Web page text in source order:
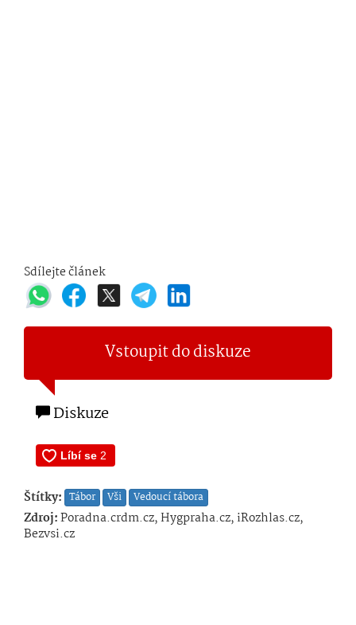
Sdílejte článek
Vstoupit do diskuze
Diskuze
Štítky: Tábor Vši Vedoucí tábora
Zdroj:Poradna.crdm.cz, Hygpraha.cz, iRozhlas.cz,
Bezvsi.cz